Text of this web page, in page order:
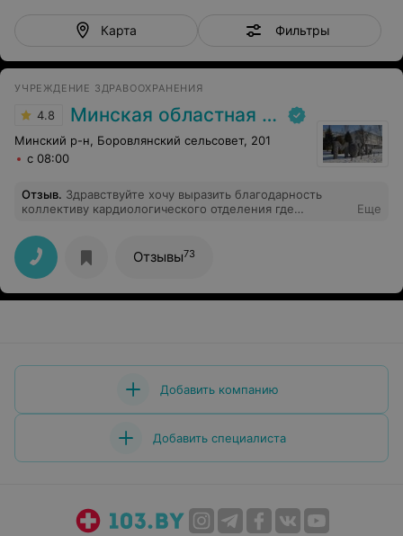
Карта Фильтры
УЧРЕЖДЕНИЕ ЗДРАВООХРАНЕНИЯ
4.8 Минская областная клиническая больница
Минский р-н, Боровлянский сельсовет, 201
с 08:00
Отзыв. Здравствуйте хочу выразить благодарность
коллективу кардиологического отделения где
врач и человек с большой буквы безмерно благодарна
что моя мама оказалась вашей пациенткой.Такого
чуткого профессионала как вы я ещё не
встречала.Спасибо всему персоналу ,
медсестры,санитарки всегда доброжелательны и
Еще
Отзывы73
Добавить компанию
Добавить специалиста